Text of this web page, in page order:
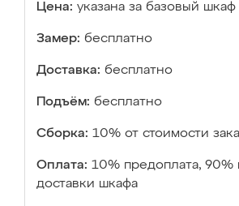
Цена: указана за базовый шкаф
Замер: бесплатно
Доставка: бесплатно
Подъём: бесплатно
Сборка: 10% от стоимости
Оплата: 10% предоплата, 90%
доставки шкафа